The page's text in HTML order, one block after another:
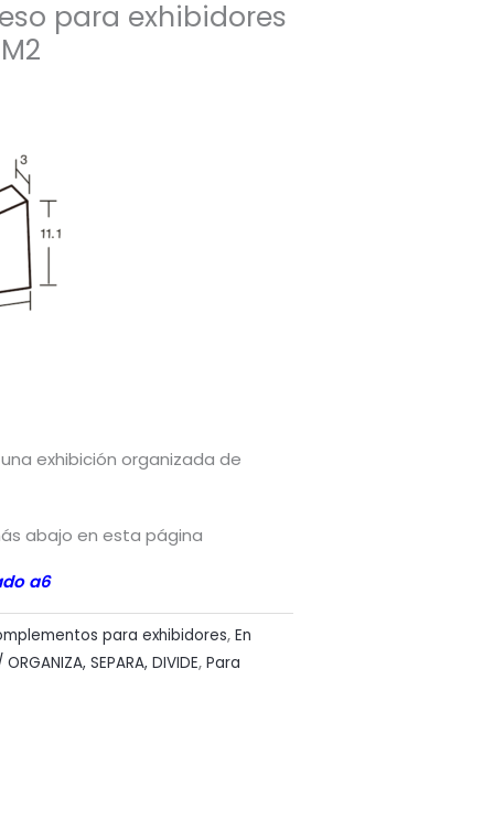
para exhibidores
exhibición organizada de
abajo en esta página
a6
para exhibidores, En
SEPARA, DIVIDE, Para